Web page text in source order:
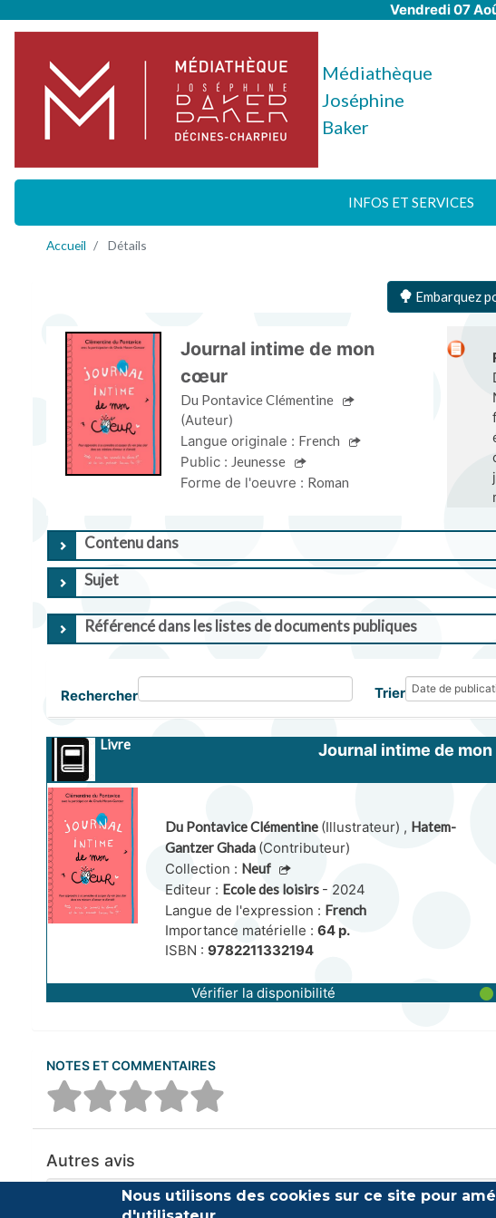
Vendredi 07
Médiathèque
Joséphine
Baker
INFOS ET SERVICES
Accueil Détails
Embarquez
Journal intime de mon
cœur
Du Pontavice Clémentine
(Auteur)
Langue originale : French
Public : Jeunesse
Forme de l'oeuvre : Roman
Contenu dans
Sujet
Référencé dans les listes de documents publiques
Rechercher Trier
Livre
Journal intime de mon
Du Pontavice Clémentine (Illustrateur) , Hatem-
Gantzer Ghada (Contributeur)
Collection : Neuf
Editeur : Ecole des loisirs - 2024
Langue de l'expression : French
Importance matérielle : 64 p.
ISBN : 9782211332194
Vérifier la disponibilité
NOTES ET COMMENTAIRES
Autres avis
Aucun commentaire n'a été trouvé
Nous utilisons des cookies sur ce site pour